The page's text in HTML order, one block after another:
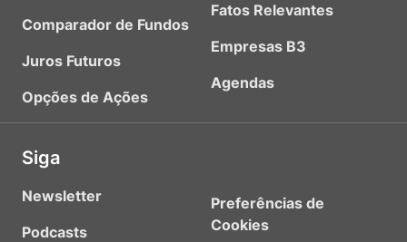
Comparador de Fundos
Juros Futuros
Opções de Ações
Fatos Relevantes
Empresas B3
Agendas
Siga
Newsletter
Podcasts
Preferências de
Cookies